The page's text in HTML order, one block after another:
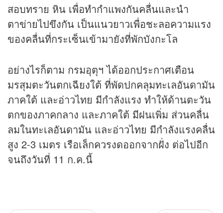
สอบทราย หิน เพื่อทำกำแพงกันคลื่นและนำ
ตาข่ายไปขึงกัน เป็นแนวยาวเพื่อชะลอความแรง
ของคลื่นที่กระเซ็นเข้ามายังที่พักบังกะโล
อย่างไรก็ตาม กรมอุตุฯ ได้ออกประกาศเตือน
มรสุมตะวันตกเฉียงใต้ ที่พัดปกคลุมทะเลอันดามัน
ภาคใต้ และอ่าวไทย มีกำลังแรง ทำให้ด้านตะวัน
ตกของภาคกลาง และภาคใต้ มีฝนเพิ่ม ส่วนคลื่น
ลมในทะเลอันดามัน และอ่าวไทย มีกำลังแรงคลื่น
สูง 2-3 เมตร เรือเล็กควรงดออกจากฝั่ง ต่อไปอีก
จนถึงวันที่ 11 ก.ค.นี้